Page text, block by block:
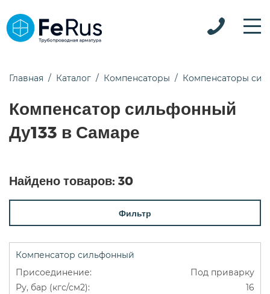
Главная Каталог Компенсаторы Компенсаторы
Компенсатор сильфонный
Ду133 в Самаре
Найдено товаров: 30
Фильтр
Компенсатор сильфонный
Под приварку
16